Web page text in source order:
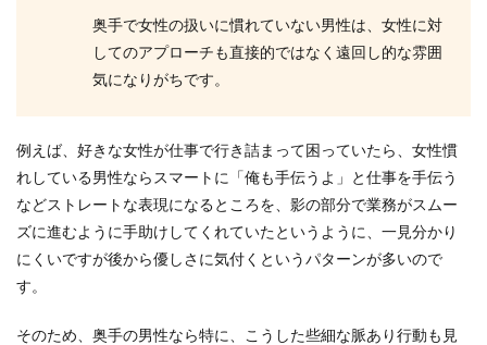
奥手で女性の扱いに慣れていない男性は、女性に対
してのアプローチも直接的ではなく遠回し的な雰囲
気になりがちです。
例えば、好きな女性が仕事で行き詰まって困っていたら、女性慣
れしている男性ならスマートに「俺も手伝うよ」と仕事を手伝う
などストレートな表現になるところを、影の部分で業務がスムー
ズに進むように手助けしてくれていたというように、一見分かり
にくいですが後から優しさに気付くというパターンが多いので
す。
そのため、奥手の男性なら特に、こうした些細な脈あり行動も見